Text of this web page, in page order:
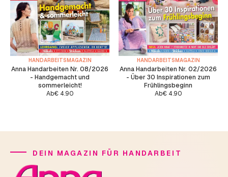
HANDARBEITSMAGAZIN
Anna Handarbeiten Nr. 08/2026
- Handgemacht und
sommerleicht!
Ab€4.90
HANDARBEITSMAGAZIN
Anna Handarbeiten Nr. 02/2026
- Über 30 Inspirationen zum
Frühlingsbeginn
Ab€4.90
DEIN MAGAZIN FÜR HANDARBEIT